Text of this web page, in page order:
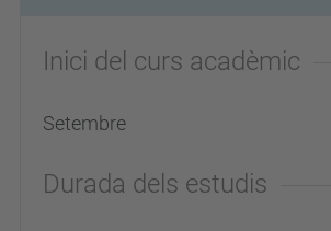
Inici del curs acadèmic
Setembre
Durada dels estudis